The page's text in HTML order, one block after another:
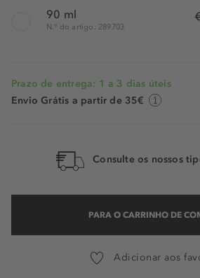
90 ml
N.° do artigo: 289703
Prazo de entrega: 1 a 3 dias úteis
Envio Grátis a partir de 35€
Consulte os nossos
PARA O CARRINHO DE
Adicionar aos